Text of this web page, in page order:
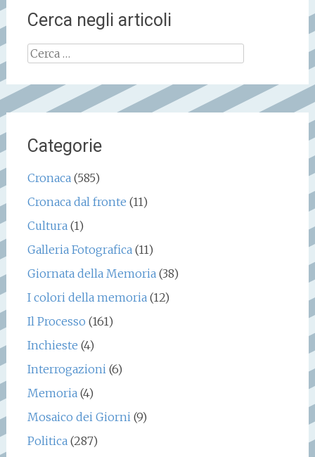
Cerca negli articoli
Ricerca
Categorie
Cronaca(585)
Cronaca dal fronte (11)
Cultura(1)
Galleria Fotografica(11)
Giornata della Memoria(38)
I colori della memoria(12)
Il Processo (161)
Inchieste (4)
Interrogazioni(6)
Memoria(4)
Mosaico dei Giorni(9)
Politica(287)